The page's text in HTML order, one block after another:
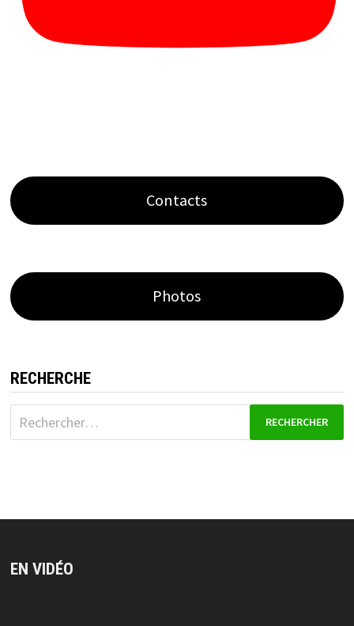
Contacts
Photos
RECHERCHE
Rechercher :
EN VIDÉO